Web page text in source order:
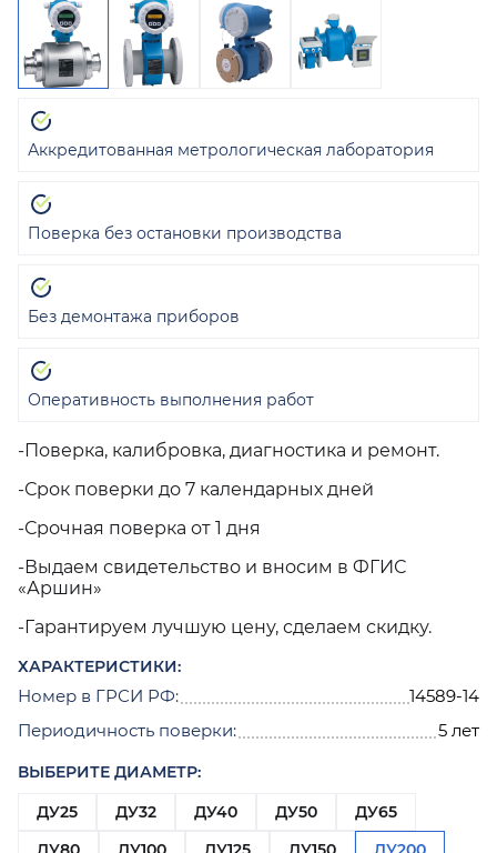
-Поверка, калибровка, диагностика и ремонт.
-Срок поверки до 7 календарных дней
-Срочная поверка от 1 дня
-Выдаем свидетельство и вносим в ФГИС
«Аршин»
-Гарантируем лучшую цену, сделаем скидку.
ХАРАКТЕРИСТИКИ:
Номер в ГРСИ РФ:
14589-14
Периодичность поверки:
5 лет
ВЫБЕРИТЕ ДИАМЕТР:
ДУ25
ДУ32 ДУ40 ДУ50
ДУ65
Аккредитованная метрологическая лаборатория
Поверка без остановки производства
Без демонтажа приборов
Оперативность выполнения работ